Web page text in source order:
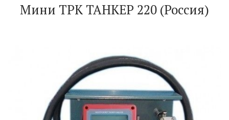
Мини ТРК ТАНКЕР 220 (Россия)